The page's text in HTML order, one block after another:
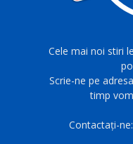
Cele mai noi stiri
Scrie-ne pe
timp
Contactați-